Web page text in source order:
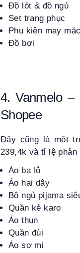
Đồ lót & đồ ngủ
Set trang phục
Phụ kiện may mặc
Đồ bơi
4. Vanmelo
Shopee
Đây cũng là một
239,4k và tỉ lệ
Áo ba lỗ
Áo hai dây
Bộ ngủ pijama
Quần kẻ karo
Áo thun
Quần đùi
Áo sơ mi